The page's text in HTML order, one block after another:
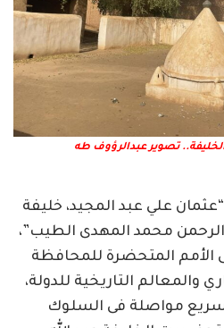
تصوير عبدالرؤوف طه
علي عبد المجيد، خليفة
محمد المهدى الطيب”،
الأمم المتحضرة للمحافظة
والمعالم التاريخية للدولة،
مواصلة فى السلوك